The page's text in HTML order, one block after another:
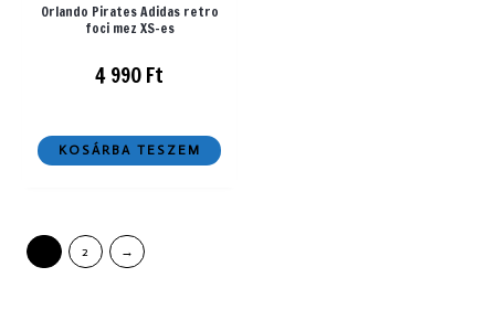
Orlando Pirates Adidas retro
foci mez XS-es
4 990Ft
KOSÁRBA TESZEM
2 →